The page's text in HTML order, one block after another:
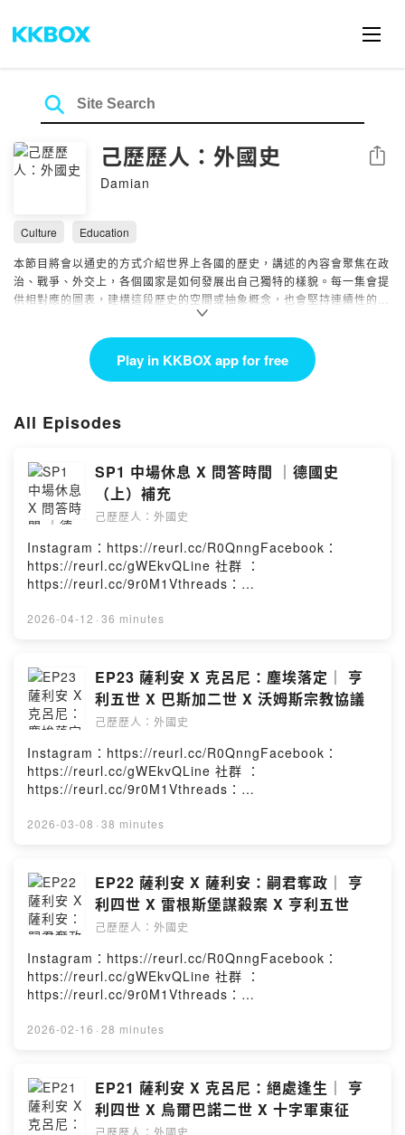
己歷歷人：外國史
Damian
Share
Culture
Education
本節目將會以通史的方式介紹世界上各國的歷史，講述的內容會聚焦在政
治、戰爭、外交上，各個國家是如何發展出自己獨特的樣貌。每一集會提
供相對應的圖表，建構這段歷史的空間或抽象概念，也會堅持連續性的時
間序列，讓聽眾更能掌握到歷史發展的脈絡，如果有興趣了解其他國家的
歷史，本頻道能夠帶給你經過爬梳整理後的觀點及資料，期待我們可以一
起深入了解，在人文知識上得到收穫！
包含各季的問答時間、特別節目
第一季法國史已完結
EP01-EP02 羅馬與高盧
EP05-EP07 加洛林王朝
EP08-EP13 卡佩王朝
EP14-EP23 瓦盧瓦王朝
EP32-EP36 共和與帝國
EP01-EP03 殖民時代與獨立運動
EP04-EP12 從制憲到大眾民主化
EP13-EP18 西進運動與南北戰爭
EP19-EP22 鍍金年代與進步改革
EP23-EP29 兩次大戰與戰間期
EP30-EP37 冷戰、民權運動
第三季日本已完結
EP04-EP08 建國神話萌芽與奈良
EP09-EP15 平安京的藤原與院政
EP16-EP22 源平合戰到鎌倉幕府
EP23-EP26 室町幕府與南北朝
EP27-EP39 戰國亂世與江戶幕府
EP40-EP45 幕末動盪與攘夷開國
EP46-EP60 明治維新與對外擴張
EP61-EP69 大正民主與軍國崛起
Powered by Firstory Hosting
Play in KKBOX app for free
All Episodes
SP1 中場休息 X 問答時間 ｜德國史
（上）補充
己歷歷人：外國史
Instagram：https://reurl.cc/R0QnngFacebook：
https://reurl.cc/gWEkvQLine 社群 ：
https://reurl.cc/9r0M1Vthreads：
https://reurl.cc/YExd2l感謝所有聽眾朋友的提問，因為節
題目如下：1.效忠公國還是公爵？2.繳稅給對立國王？3.部
落公國的族群認同？4.封地作為姓氏的發展＊沒有首都是
甚麼概念？5.東西法蘭克走向的比較＊中央集權的阻礙是
什麼？6.啟蒙時代的批評是否公道？Powered by Firstory
Hosting
2026-04-12 · 36 minutes
EP23 薩利安 X 克呂尼：塵埃落定｜ 亨
利五世 X 巴斯加二世 X 沃姆斯宗教協議
己歷歷人：外國史
Instagram：https://reurl.cc/R0QnngFacebook：
https://reurl.cc/gWEkvQLine 社群 ：
https://reurl.cc/9r0M1Vthreads：
https://reurl.cc/YExd2l章節提示：1. 理解父親到成為父
本集故事的年代為西元1106-1125年－－－－－－－－－
－－－－－－－－－本集人名及專有名詞簡介如下：教
皇：巴斯加二世法蘭西國王(舊)：腓力一世法蘭西國王
(新)：路易六世英格蘭國王：亨利一世英格蘭公主：瑪蒂爾
達安茹伯爵：若弗魯瓦五世阿勒曼尼亞公爵：腓特烈二世
巴伐利亞公爵：韋爾夫五世薩克森公爵：洛泰爾三世
Powered by Firstory Hosting
2026-03-08 · 38 minutes
EP22 薩利安 X 薩利安：嗣君奪政｜ 亨
利四世 X 雷根斯堡謀殺案 X 亨利五世
己歷歷人：外國史
Instagram：https://reurl.cc/R0QnngFacebook：
https://reurl.cc/gWEkvQLine 社群 ：
https://reurl.cc/9r0M1Vthreads：
https://reurl.cc/YExd2l章節提示：1. 十字軍的反猶暴行
－－－－－－－－－－本集人名及專有名詞簡介如下：美
茵茲大主教：魯特哈德烏爾巴諾二世繼任教皇：巴斯加二
世對立教皇繼承人：迪奧多里克出言不遜的伯爵：西格哈
2026-02-16 · 28 minutes
EP21 薩利安 X 克呂尼：絕處逢生｜ 亨
利四世 X 烏爾巴諾二世 X 十字軍東征
己歷歷人：外國史